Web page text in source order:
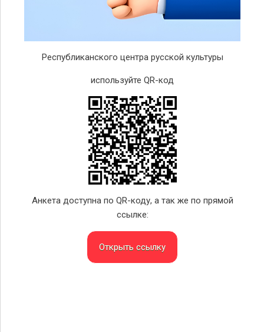
Республиканского центра русской культуры
используйте QR-код
Анкета доступна по QR-коду, а так же по прямой
ссылке:
Открыть ссылку